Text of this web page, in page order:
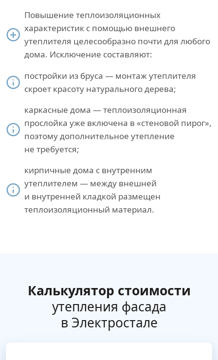
Повышение теплоизоляционных
характеристик с помощью внешнего
утеплителя целесообразно почти для любого
дома. Исключение составляют:
постройки из бруса — монтаж утеплителя
скроет красоту натурального дерева;
каркасные дома — теплоизоляционная
прослойка уже включена в «стеновой пирог»,
поэтому дополнительное утепление
не требуется;
кирпичные дома с внутренним
утеплителем — между внешней
и внутренней кладкой размещен
теплоизоляционный материал.
Калькулятор стоимости
утепления фасада
в Электростале